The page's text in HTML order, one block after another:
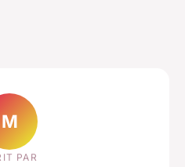
M
PAR